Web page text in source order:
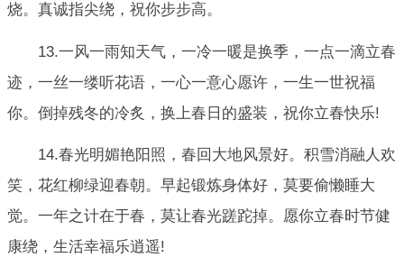
烧。真诚指尖绕，祝你步步高。
13.一风一雨知天气，一冷一暖是换季，一点一滴立春
迹，一丝一缕听花语，一心一意心愿许，一生一世祝福
你。倒掉残冬的冷炙，换上春日的盛装，祝你立春快乐!
14.春光明媚艳阳照，春回大地风景好。积雪消融人欢
笑，花红柳绿迎春朝。早起锻炼身体好，莫要偷懒睡大
觉。一年之计在于春，莫让春光蹉跎掉。愿你立春时节健
康绕，生活幸福乐逍遥!